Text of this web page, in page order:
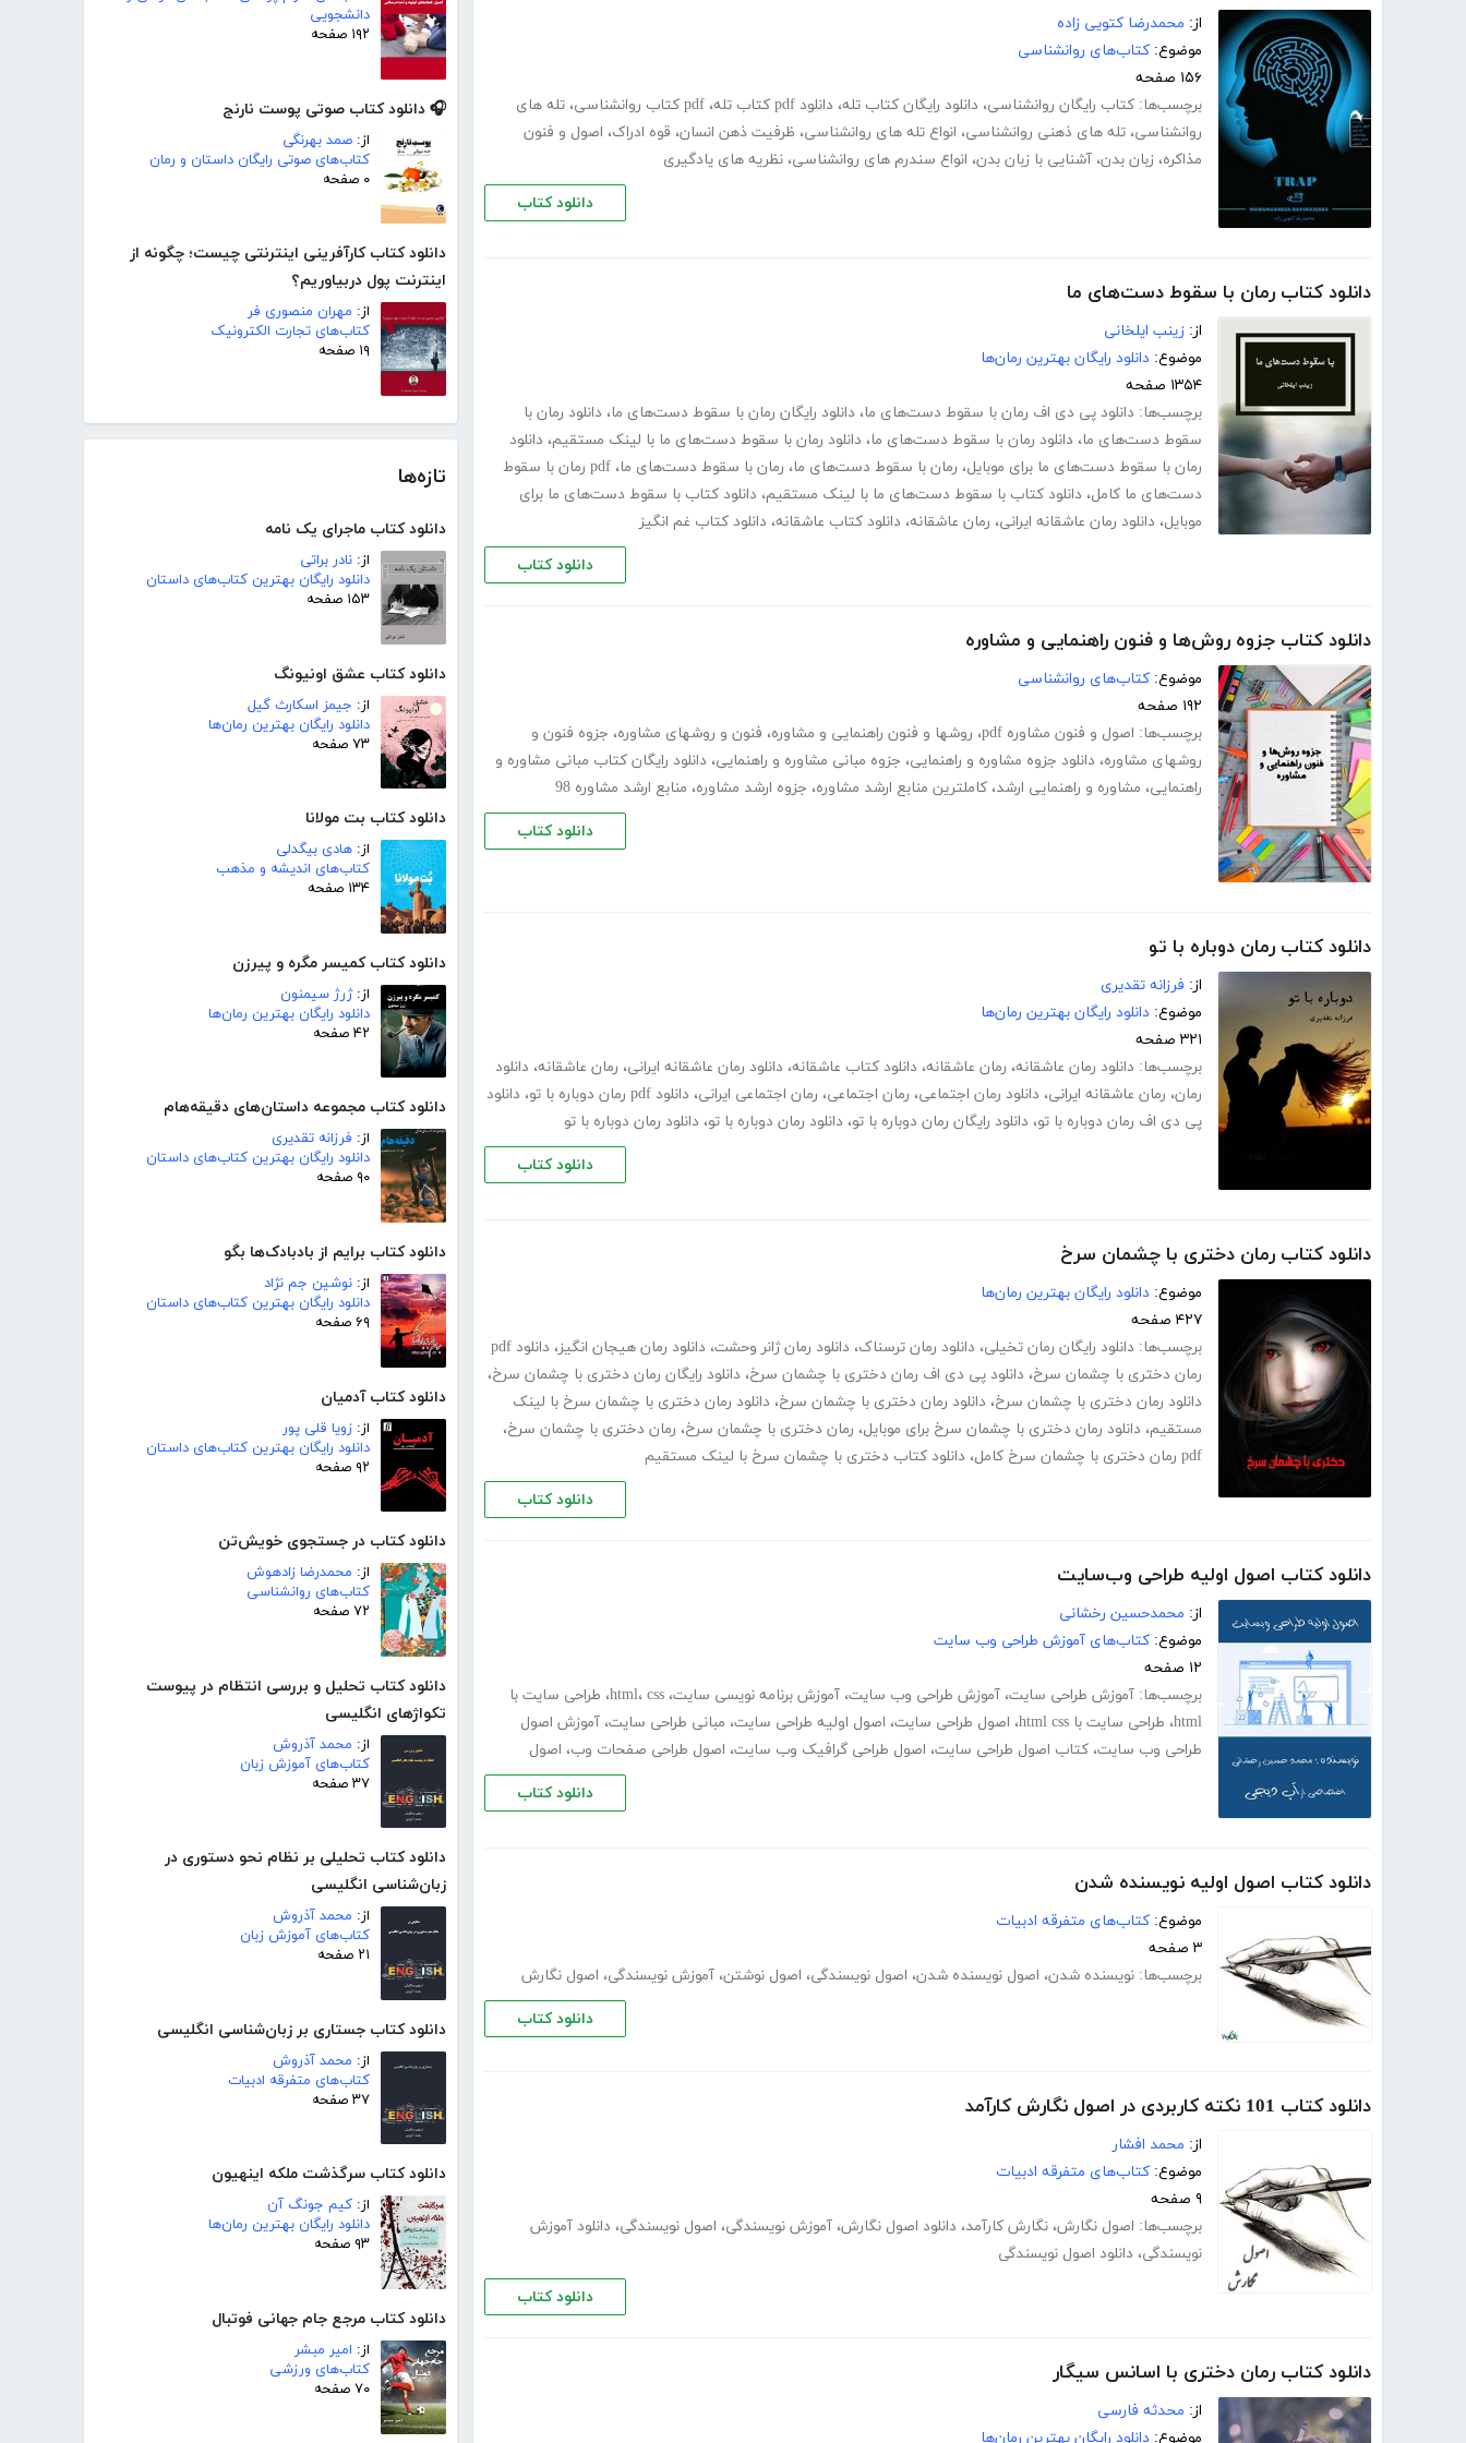
دانشجویی
۱۹۲ صفحه
🎧 دانلود کتاب صوتی پوست نارنج
از: صمد بهرنگی
کتاب‌های صوتی رایگان داستان و رمان
۰ صفحه
دانلود کتاب کارآفرینی اینترنتی چیست؛ چگونه از
اینترنت پول دربیاوریم؟
از: مهران منصوری فر
کتاب‌های تجارت الکترونیک
۱۹ صفحه
تازه‌ها
دانلود کتاب ماجرای یک نامه
از: نادر براتی
دانلود رایگان بهترین کتاب‌های داستان
۱۵۳ صفحه
دانلود کتاب عشق اونیونگ
از: جیمز اسکارث گیل
دانلود رایگان بهترین رمان‌ها
۷۳ صفحه
دانلود کتاب بت مولانا
از: هادی بیگدلی
کتاب‌های اندیشه و مذهب
۱۳۴ صفحه
دانلود کتاب کمیسر مگره و پیرزن
از:ژرژ سیمنون
دانلود رایگان بهترین رمان‌ها
۴۲ صفحه
دانلود کتاب مجموعه داستان‌های دقیقه‌هام
از: فرزانه تقدیری
دانلود رایگان بهترین کتاب‌های داستان
۹۰ صفحه
دانلود کتاب برایم از بادبادک‌ها بگو
از: نوشین جم نژاد
دانلود رایگان بهترین کتاب‌های داستان
۶۹ صفحه
دانلود کتاب آدمیان
از: زویا قلی پور
دانلود رایگان بهترین کتاب‌های داستان
۹۲ صفحه
دانلود کتاب در جستجوی خویش‌تن
از: محمدرضا زادهوش
کتاب‌های روانشناسی
۷۲ صفحه
دانلود کتاب تحلیل و بررسی انتظام در پیوست
تکواژهای انگلیسی
از: محمد آذروش
کتاب‌های آموزش زبان
۳۷ صفحه
دانلود کتاب تحلیلی بر نظام نحو دستوری در
زبان‌شناسی انگلیسی
از: محمد آذروش
کتاب‌های آموزش زبان
۲۱ صفحه
دانلود کتاب جستاری بر زبان‌شناسی انگلیسی
از: محمد آذروش
کتاب‌های متفرقه ادبیات
۳۷ صفحه
دانلود کتاب سرگذشت ملکه اینهیون
از: کیم جونگ آن
دانلود رایگان بهترین رمان‌ها
۹۳ صفحه
دانلود کتاب مرجع جام جهانی فوتبال
از: امیر مبشر
کتاب‌های ورزشی
۷۰ صفحه
از: محمدرضا کتویی زاده
موضوع: کتاب‌های روانشناسی
۱۵۶ صفحه
برچسب‌ها: کتاب رایگان روانشناسی، دانلود رایگان کتاب تله، دانلود pdf کتاب تله ، pdf کتاب روانشناسی ، تله های
روانشناسی، تله های ذهنی روانشناسی، انواع تله های روانشناسی، ظرفیت ذهن انسان، قوه ادراک، اصول و فنون
مذاکره، زبان بدن، آشنایی با زبان بدن، انواع سندرم های روانشناسی، نظریه های یادگیری
دانلود کتاب
دانلود کتاب رمان با سقوط دست‌های ما
از: زینب ایلخانی
موضوع: دانلود رایگان بهترین رمان‌ها
۱۳۵۴ صفحه
برچسب‌ها: دانلود پی دی اف رمان با سقوط دست‌های ما، دانلود رایگان رمان با سقوط دست‌های ما، دانلود رمان با
سقوط دست‌های ما، دانلود رمان با سقوط دست‌های ما، دانلود رمان با سقوط دست‌های ما با لینک مستقیم، دانلود
رمان با سقوط دست‌های ما برای موبایل، رمان با سقوط دست‌های ما، رمان با سقوط دست‌های ما،
pdf رمان با سقوط
دست‌های ما کامل، دانلود کتاب با سقوط دست‌های ما با لینک مستقیم، دانلود کتاب با سقوط دست‌های ما برای
موبایل، دانلود رمان عاشقانه ایرانی، رمان عاشقانه، دانلود کتاب عاشقانه، دانلود کتاب غم انگیز
دانلود کتاب
دانلود کتاب جزوه روش‌ها و فنون راهنمایی و مشاوره
موضوع: کتاب‌های روانشناسی
۱۹۲ صفحه
برچسب‌ها: اصول و فنون مشاوره pdf ، روشها و فنون راهنمایی و مشاوره، فنون و روشهای مشاوره، جزوه فنون و
روشهای مشاوره، دانلود جزوه مشاوره و راهنمایی، جزوه مبانی مشاوره و راهنمایی، دانلود رایگان کتاب مبانی مشاوره و
راهنمایی، مشاوره و راهنمایی ارشد، کاملترین منابع ارشد مشاوره، جزوه ارشد مشاوره، منابع ارشد مشاوره 98
دانلود کتاب
دانلود کتاب رمان دوباره با تو
از: فرزانه تقدیری
موضوع: دانلود رایگان بهترین رمان‌ها
۳۲۱ صفحه
برچسب‌ها: دانلود رمان عاشقانه، رمان عاشقانه، دانلود کتاب عاشقانه، دانلود رمان عاشقانه ایرانی، رمان عاشقانه، دانلود
رمان، رمان عاشقانه ایرانی، دانلود رمان اجتماعی، رمان اجتماعی، رمان اجتماعی ایرانی، دانلود pdf رمان دوباره با تو ، دانلود
پی دی اف رمان دوباره با تو، دانلود رایگان رمان دوباره با تو، دانلود رمان دوباره با تو، دانلود رمان دوباره با تو
دانلود کتاب
دانلود کتاب رمان دختری با چشمان سرخ
موضوع: دانلود رایگان بهترین رمان‌ها
۴۲۷ صفحه
برچسب‌ها: دانلود رایگان رمان تخیلی، دانلود رمان ترسناک، دانلود رمان ژانر وحشت، دانلود رمان هیجان انگیز،
دانلود pdf
رمان دختری با چشمان سرخ، دانلود پی دی اف رمان دختری با چشمان سرخ، دانلود رایگان رمان دختری با چشمان سرخ،
دانلود رمان دختری با چشمان سرخ، دانلود رمان دختری با چشمان سرخ، دانلود رمان دختری با چشمان سرخ با لینک
مستقیم، دانلود رمان دختری با چشمان سرخ برای موبایل، رمان دختری با چشمان سرخ، رمان دختری با چشمان سرخ،
pdf رمان دختری با چشمان سرخ کامل
، دانلود کتاب دختری با چشمان سرخ با لینک مستقیم
دانلود کتاب
دانلود کتاب اصول اولیه طراحی وب‌سایت
از: محمد‌حسین رخشانی
موضوع: کتاب‌های آموزش طراحی وب سایت
۱۲ صفحه
برچسب‌ها: آموزش طراحی سایت، آموزش طراحی وب سایت، آموزش برنامه نویسی سایت، html، css ، طراحی سایت با
html، طراحی سایت با html css ، اصول طراحی سایت، اصول اولیه طراحی سایت، مبانی طراحی سایت، آموزش اصول
طراحی وب سایت، کتاب اصول طراحی سایت، اصول طراحی گرافیک وب سایت، اصول طراحی صفحات وب، اصول
دانلود کتاب
دانلود کتاب اصول اولیه نویسنده شدن
موضوع: کتاب‌های متفرقه ادبیات
۳ صفحه
برچسب‌ها: نویسنده شدن، اصول نویسنده شدن، اصول نویسندگی، اصول نوشتن، آموزش نویسندگی، اصول نگارش
دانلود کتاب
دانلود کتاب 101 نکته کاربردی در اصول نگارش کارآمد
از: محمد افشار
موضوع: کتاب‌های متفرقه ادبیات
۹ صفحه
برچسب‌ها: اصول نگارش، نگارش کارآمد، دانلود اصول نگارش، آموزش نویسندگی، اصول نویسندگی، دانلود آموزش
نویسندگی، دانلود اصول نویسندگی
دانلود کتاب
دانلود کتاب رمان دختری با اسانس سیگار
از: محدثه فارسی
موضوع: دانلود رایگان بهترین رمان‌ها